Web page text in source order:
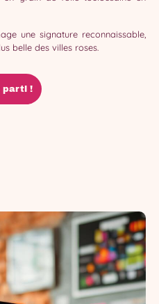
une signature reconnaissable,
belle des villes roses.
parti !